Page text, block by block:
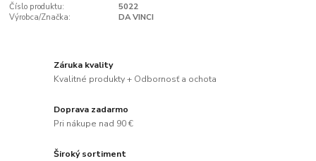
Číslo produktu:
5022
Výrobca/Značka:
DA VINCI
Záruka kvality
Kvalitné produkty + Odbornosť a ochota
Doprava zadarmo
Pri nákupe nad 90 €
Široký sortiment